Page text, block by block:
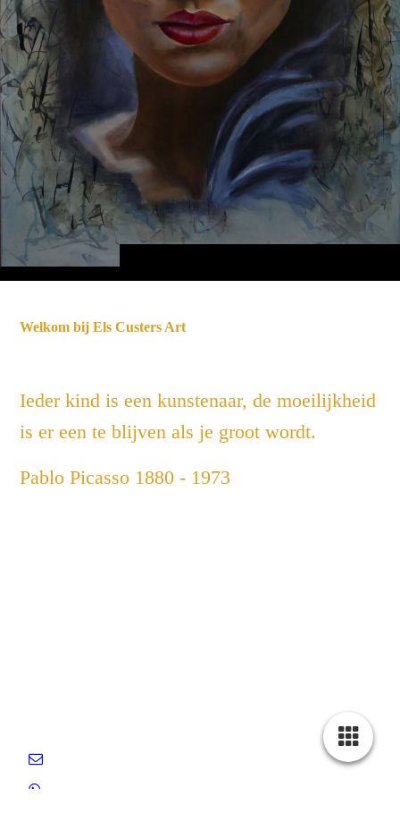
Welkom bij Els Custers Art
Ieder kind is een kunstenaar, de moeilijkheid
is er een te blijven als je groot wordt.
Pablo Picasso 1880 - 1973